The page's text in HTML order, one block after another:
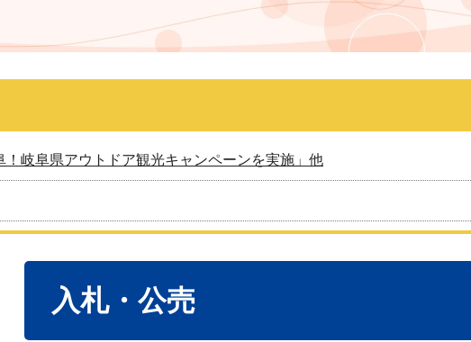
岐阜県アウトドア観光キャンペーンを実施」他
入札・公売